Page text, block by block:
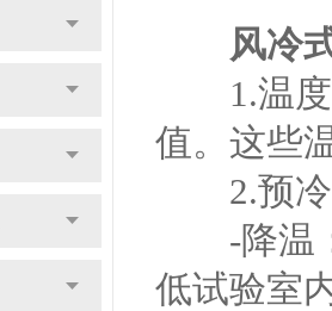
风冷
1.温度
值。这些
2.预冷/
-降温：
低试验室